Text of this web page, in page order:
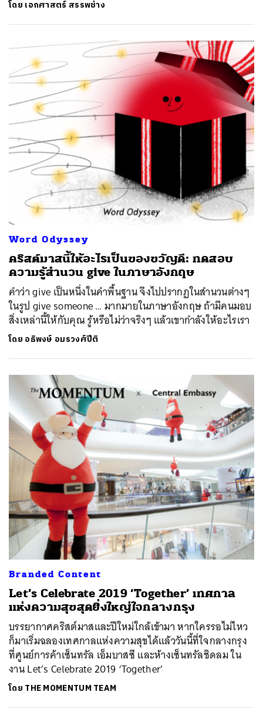
โดย เอกศาสตร์ สรรพช่าง
Word Odyssey
คริสต์มาสนี้ให้อะไรเป็นของขวัญดี: ทดสอบ
ความรู้สำนวน give ในภาษาอังกฤษ
คำว่า give เป็นหนึ่งในคำพื้นฐาน จึงไปปรากฏในสำนวนต่างๆ
ในรูป give someone … มากมายในภาษาอังกฤษ ถ้ามีคนมอบ
สิ่งเหล่านี้ให้กับคุณ รู้หรือไม่ว่าจริงๆ แล้วเขากำลังให้อะไรเรา
โดย อธิพงษ์ อมรวงศ์ปีติ
Branded Content
Let’s Celebrate 2019 ‘Together’ เทศกาล
แห่งความสุขสุดยิ่งใหญ่ใจกลางกรุง
บรรยากาศคริสต์มาสและปีใหม่ใกล้เข้ามา หากใครรอไม่ไหว
ก็มาเริ่มฉลองเทศกาลแห่งความสุขได้แล้ววันนี้ที่ใจกลางกรุง
ที่ศูนย์การค้าเซ็นทรัล เอ็มบาสซี และห้างเซ็นทรัลชิดลม ใน
งาน Let’s Celebrate 2019 ‘Together’
โดย THE MOMENTUM TEAM
ค้นหา
SHARE TWEET LINE EMAIL